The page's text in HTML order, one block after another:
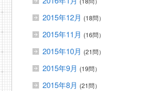
2015年12月 (18問）
2015年11月 (16問）
2015年10月 (21問）
2015年9月 (19問）
2015年8月 (21問）